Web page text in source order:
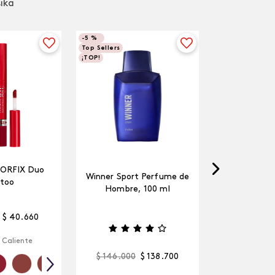
Duo
$ 40 .660
Caliente
-5 %
Top Sellers
¡TOP!
Winner Sport Perfume de
Hombre, 100 ml
$ 146.000 $ 138 .700